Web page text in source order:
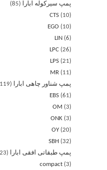
پمپ سیرکوله ابارا
85
CTS
10
EGO
10
LIN 6
LPC 26
LPS 21
MR
11
پمپ شناور چاهی ابارا
119
EBS 61
OM
3
ONK 3
OY 20
SBH 32
پمپ طبقاتی افقی ابارا
23
compact 3